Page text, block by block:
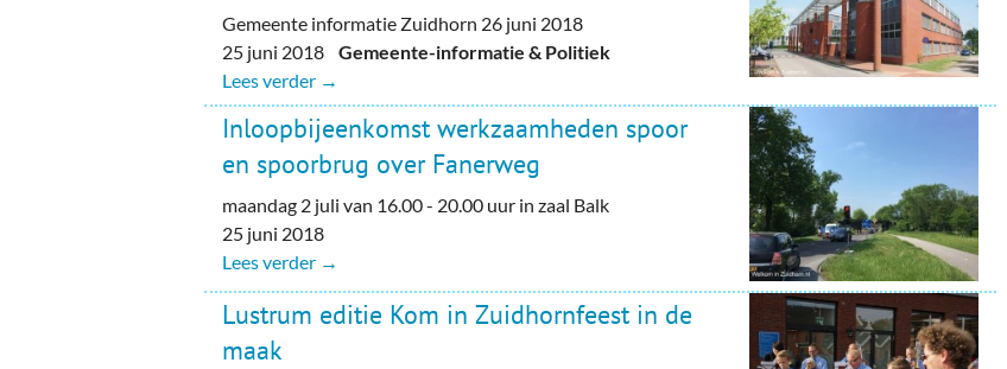
Gemeente informatie Zuidhorn 26 juni 2018
25 juni 2018Gemeente-informatie & Politiek
Lees verder →
Inloopbijeenkomst werkzaamheden spoor
en spoorbrug over Fanerweg
maandag 2 juli van 16.00 - 20.00 uur in zaal Balk
25 juni 2018
Lees verder →
Lustrum editie Kom in Zuidhornfeest in de
maak